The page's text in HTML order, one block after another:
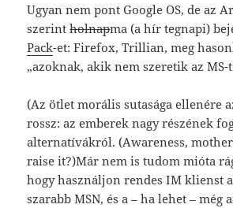
Ugyan nem pont Google OS, de az
szerintholnapma (a hír tegnapi)
Pack-et: Firefox, Trillian, meg
„azoknak, akik nem szeretik az MS-
(Az ötlet morális sutasága ellenére
rossz: az emberek nagy részének
alternatívákról. (Awareness,
raise it?)Már nem is tudom mióta
hogy használjon rendes IM klienst a
szarabb MSN, és a – ha lehet – még